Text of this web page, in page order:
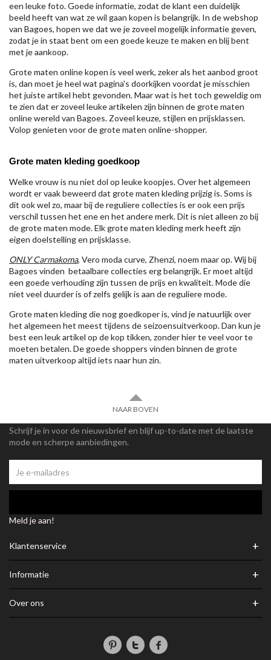
een leuke foto. Goede informatie, zodat de klant een duidelijk
beeld heeft van wat ze wil gaan kopen is belangrijk. In de webshop
van Bagoes, hopen we dat we je zoveel mogelijk informatie geven,
zodat je in staat bent om een goede keuze te maken en blij bent
met je aankoop.
Grote maten online kopen is veel werk, zeker als het aanbod groot
is, dan moet je heel wat pagina's doorkijken voordat je misschien
het juiste artikel hebt gevonden. Maar wat is het toch geweldig om
te zien dat er zoveel leuke artikelen zijn binnen de grote maten
online wereld van Bagoes. Zoveel keuze, stijlen en prijsklassen.
Volop genieten voor de grote maten online-shopper.
Grote maten kleding goedkoop
Welke vrouw is nu niet dol op leuke koopjes. Over het algemeen
wordt er vaak beweerd dat grote maten kleding prijzig is. Soms is
dit ook wel zo, maar bij de reguliere collecties is er ook een prijs
verschil tussen het ene en het andere merk. Dit is niet alleen zo bij
de grote maten mode. Elk grote maten kleding merk heeft zijn
eigen doelstelling en prijsklasse.
ONLY Carmakoma, Vero moda curve, Zhenzi, noem maar op. Wij bij
Bagoes vinden betaalbare collecties erg belangrijk. Er moet altijd
een goede verhouding zijn tussen de prijs en kwaliteit. Mode die
niet veel duurder is of zelfs gelijk is aan de reguliere mode.
Grote maten kleding die nog goedkoper is, vind je natuurlijk over
het algemeen het meest tijdens de seizoensuitverkoop. Dan kun je
best een leuk artikel op de kop tikken, zonder hier te veel voor te
moeten betalen. De goede shoppers vinden binnen de grote
maten uitverkoop altijd iets naar hun zin.
NAAR BOVEN
Schrijf je in voor de nieuwsbrief en blijf up-to-date met de laatste
mode en scherpe aanbiedingen.
Meld je aan!
Klantenservice +
Informatie +
Over ons +